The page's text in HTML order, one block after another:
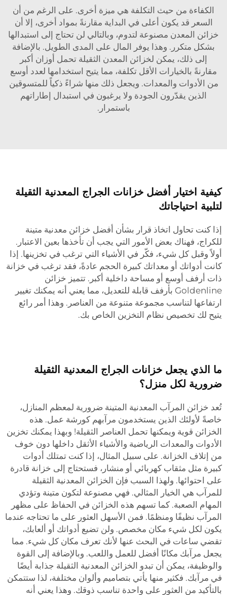
الكفاءة من حيث التكلفة هي ميزة أخرى. على الرغم من أن
السعر قد يكون أعلى في البداية مقارنةً بمواد أخرى، إلا أن
خزائن المعدن مصنوعة لتدوم، وبالتالي لن تحتاج إلى استبدالها
بشكل متكرر. وهذا يوفر المال على المدى الطويل. بالإضافة
إلى ذلك، يمكن لخزائن المعدن الثقيلة تحمل أوزان أكبر
مقارنةً بالخيارات الأقل تكلفة، مما يتيح استخدامها لعدد أوسع
من الأدوات والمعدات. ويجعل ذلك منها شراءً ذكياً للمتسوقين
الذين يقدّرون الجودة ولا يرغبون في استبدال إطاراتهم
باستمرار.
كيفية اختيار أفضل خزانات الجراج المعدنية الثقيلة
لتلبية احتياجاتك
إذا كنت تحاول اتخاذ قرار بشأن أفضل خزائن معدنية متينة
للكراج، فهناك بعض الأمور التي يجب أن تأخذها بعين الاعتبار.
أولاً وقبل كل شيء، فكّر في الأشياء التي ترغب في تخزينها. إذا
كانت أدواتك أو معداتك كبيرة الحجم عادةً، فقد ترغب في خزانة
ذات أرفف أوسع أو مساحة داخلية أكبر. تتميز خزائن
Goldenline بأرفف قابلة للتعديل، مما يعني أنه يمكنك تغيير
ارتفاعها لتناسب مجموعة متنوعة من العناصر. وهذا أمر رائع
يتيح لك تخصيص نظام التخزين الخاص بك.
ما الذي يجعل خزانات الجراج المعدنية الثقيلة
ضرورية لكل منزل؟
تُعد خزائن المرآب المعدنية المتينة ضرورية لمعظم المنازل،
خاصةً لأولئك الذين يستخدمون مرآبهم كورشة عمل. هذه
الخزائن قوية ويمكنها تحمل العناصر الثقيلة! وبهذا يمكنك تخزين
الأدوات والمعدات الرياضية والأشياء الأثقل داخلها دون خوف
من إتلاف الخزانة. على سبيل المثال، إذا كنت تمتلك أدوات
كبيرة مثل مثقاب كهربائي أو منشار، فستحتاج إلى خزانة قادرة
على احتوائها. ولهذا السبب فإن الخزائن المعدنية الثقيلة
للمرآب هي الخيار المثالي. فهي مصنوعة لتكون متينة وتؤدي
المهام الصعبة. كما تسهم هذه الخزائن في الحفاظ على مظهر
المرآب نظيفًا ومنظمًا. فمن الأسهل العثور على ما تحتاجه عندما
يكون لكل شيء مكان مخصص. ولن تضيع أدواتك أو ألعابك،
تقضي ساعات في البحث عنها لأنك تعرف مكان كل شيء. مما
يجعل مرآبك مكانًا أفضل للعمل واللعب. وبالإضافة إلى القوة
والوظيفة، يمكن أن تبدو الخزائن المعدنية الثقيلة جذابة أيضًا
في مرآبك. فكثير منها يأتي بتصاميم وألوان مختلفة، لذا ستتمكن
بالتأكيد من العثور على واحدة تناسب ذوقك. وهذا يعني أنه